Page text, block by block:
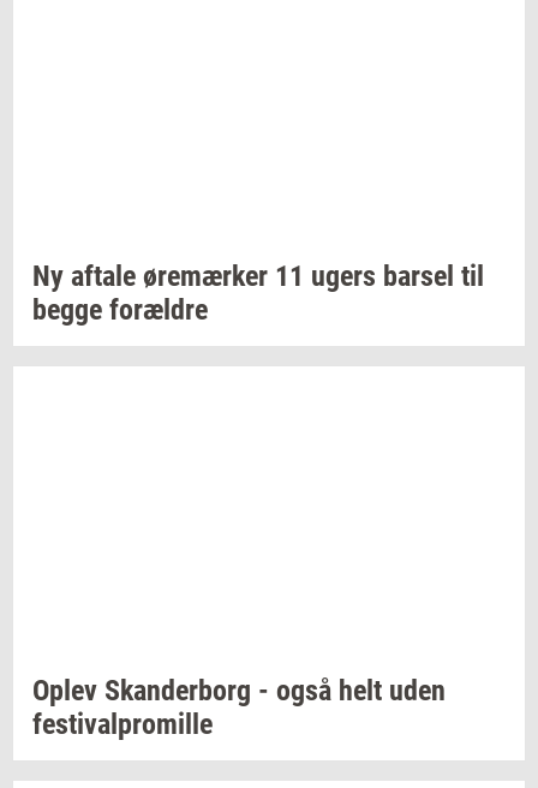
Ny af­ta­le øre­mær­ker 11 ugers bar­sel til
begge for­æl­dre
Oplev Skan­der­borg - også helt uden
festi­val­pro­mil­le